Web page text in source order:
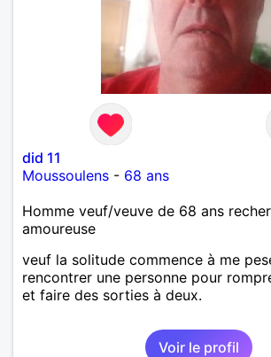
did 11
Moussoulens - 68 ans
Homme veuf/veuve de 68 ans
amoureuse
veuf la solitude commence à me
rencontrer une personne pour
et faire des sorties à deux.
Voir le profil